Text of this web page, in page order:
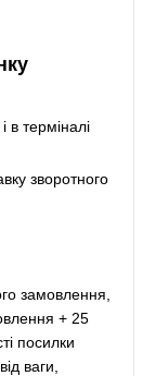
терміналі
зворотного
замовлення,
+ 25
посилки
ваги,